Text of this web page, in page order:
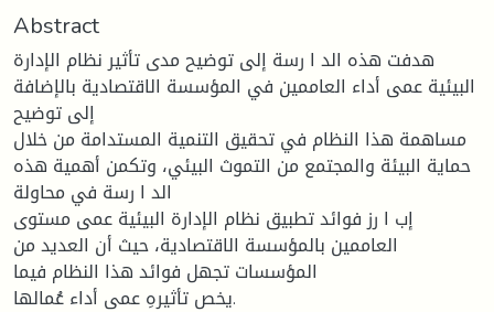
Abstract
هدفت هذه الد ا رسة إلى توضيح مدى تأثير نظام الإدارة
البيئية عمى أداء العاممين في المؤسسة الاقتصادية بالإضافة
إلى توضيح
مساهمة هذا النظام في تحقيق التنمية المستدامة من خلال
حماية البيئة والمجتمع من التموث البيئي، وتكمن أهمية هذه
الد ا رسة في محاولة
إب ا رز فوائد تطبيق نظام الإدارة البيئية عمى مستوى
العاممين بالمؤسسة الاقتصادية، حيث أن العديد من
المؤسسات تجهل فوائد هذا النظام فيما
يخص تأثيرهِ عمى أداء عُمالها.